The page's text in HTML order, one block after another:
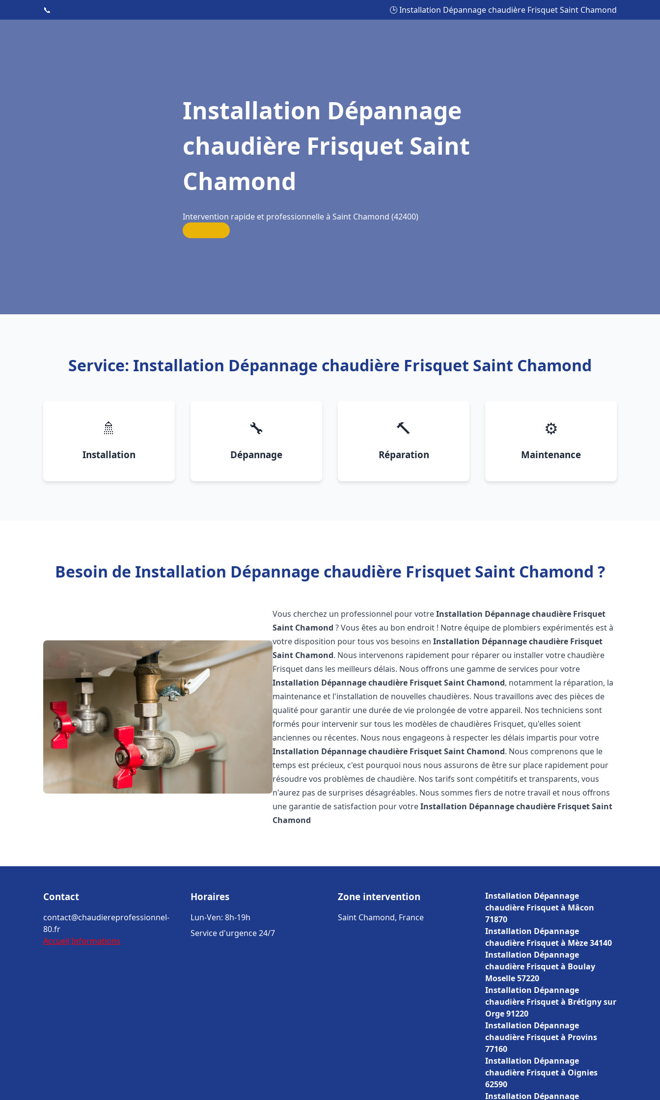
📞 🕒 Installation Dépannage chaudière Frisquet Saint Chamond
Installation Dépannage
chaudière Frisquet Saint
Chamond
Intervention rapide et professionnelle à Saint Chamond (42400)
Service: Installation Dépannage chaudière Frisquet Saint Chamond
🚿
Installation
🔧
Dépannage
🔨
Réparation
⚙️
Maintenance
Besoin de Installation Dépannage chaudière Frisquet Saint Chamond ?
Vous cherchez un professionnel pour votreInstallation Dépannage chaudière Frisquet
Saint Chamond ? Vous êtes au bon endroit ! Notre équipe de plombiers expérimentés est à
votre disposition pour tous vos besoins enInstallation Dépannage chaudière Frisquet
Saint Chamond. Nous intervenons rapidement pour réparer ou installer votre chaudière
Frisquet dans les meilleurs délais. Nous offrons une gamme de services pour votre
Installation Dépannage chaudière FrisquetSaint Chamond, notamment la réparation, la
maintenance et l'installation de nouvelles chaudières. Nous travaillons avec des pièces de
qualité pour garantir une durée de vie prolongée de votre appareil. Nos techniciens sont
formés pour intervenir sur tous les modèles de chaudières Frisquet, qu'elles soient
anciennes ou récentes. Nous nous engageons à respecter les délais impartis pour votre
Installation Dépannage chaudière FrisquetSaint Chamond. Nous comprenons que le
temps est précieux, c'est pourquoi nous nous assurons de être sur place rapidement pour
résoudre vos problèmes de chaudière. Nos tarifs sont compétitifs et transparents, vous
n'aurez pas de surprises désagréables. Nous sommes fiers de notre travail et nous offrons
une garantie de satisfaction pour votreInstallation Dépannage chaudière FrisquetSaint
Chamond
Contact
contact@chaudiereprofessionnel-
80.fr
Accueil Informations
Horaires
Lun-Ven: 8h-19h
Service d'urgence 24/7
Zone intervention
Saint Chamond, France
Installation Dépannage
chaudière Frisquet à Mâcon
71870
Installation Dépannage
chaudière Frisquet à Mèze 34140
Installation Dépannage
chaudière Frisquet à Boulay
Moselle 57220
Installation Dépannage
chaudière Frisquet à Brétigny sur
Orge 91220
Installation Dépannage
chaudière Frisquet à Provins
77160
Installation Dépannage
chaudière Frisquet à Oignies
62590
Installation Dépannage